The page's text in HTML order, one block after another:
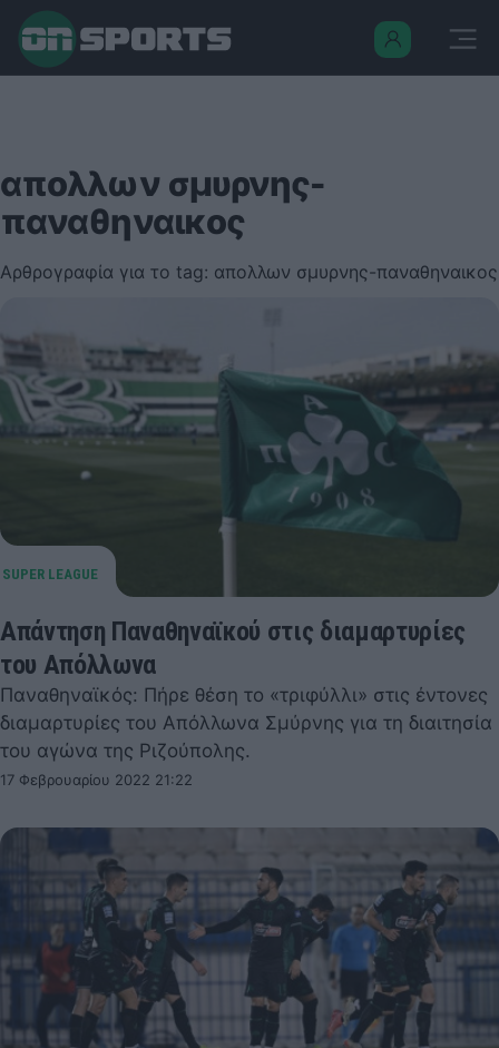
απολλων σμυρνης-
παναθηναικος
Αρθρογραφία για το tag: απολλων σμυρνης-παναθηναικος
Απάντηση Παναθηναϊκού στις διαμαρτυρίες
του Απόλλωνα
Παναθηναϊκός: Πήρε θέση το «τριφύλλι» στις έντονες
διαμαρτυρίες του Απόλλωνα Σμύρνης για τη διαιτησία
του αγώνα της Ριζούπολης.
17 Φεβρουαρίου 2022 21:22